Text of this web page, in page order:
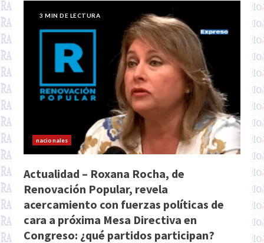
3 MIN DE LECTURA
nacionales
Actualidad – Roxana Rocha, de
Renovación Popular, revela
acercamiento con fuerzas políticas de
cara a próxima Mesa Directiva en
Congreso: ¿qué partidos participan?